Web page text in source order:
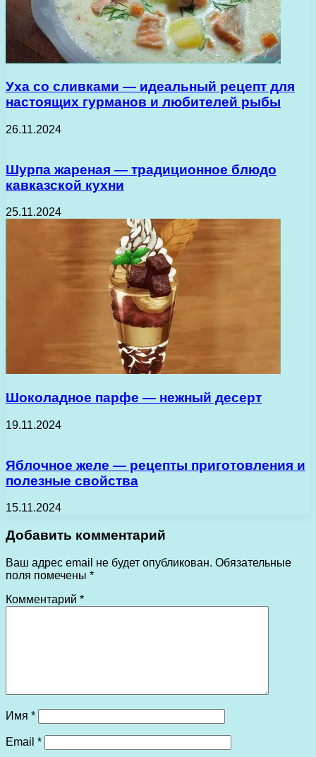
Уха со сливками — идеальный рецепт для
настоящих гурманов и любителей рыбы
26.11.2024
Шурпа жареная — традиционное блюдо
кавказской кухни
25.11.2024
Шоколадное парфе — нежный десерт
19.11.2024
Яблочное желе — рецепты приготовления и
полезные свойства
15.11.2024
Добавить комментарий
Ваш адрес email не будет опубликован. Обязательные
поля помечены *
Комментарий *
Имя *
Email *